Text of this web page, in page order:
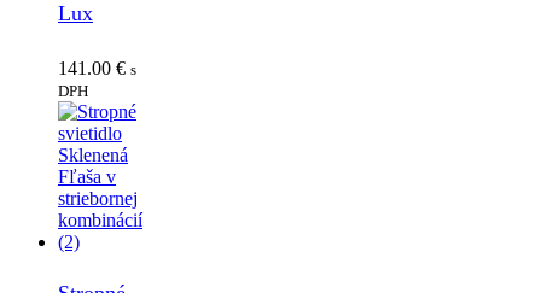
Lux
141.00 € s
DPH